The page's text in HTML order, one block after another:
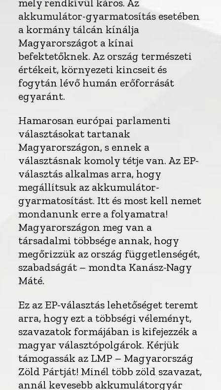
mely rendkívül káros. Az
akkumulátor-gyarmatosítás esetében
a kormány tálcán kínálja
Magyarországot a kínai
befektetőknek. Az ország természeti
értékeit, környezeti kincseit és
fogytán lévő humán erőforrását
egyaránt.
Hamarosan európai parlamenti
választásokat tartanak
Magyarországon, s ennek a
választásnak komoly tétje van. Az EP-
választás alkalmas arra, hogy
megállítsuk az akkumulátor-
gyarmatosítást. Itt és most kell nemet
mondanunk erre a folyamatra!
Magyarországon meg van a
társadalmi többsége annak, hogy
megőrizzük az ország függetlenségét,
szabadságát – mondta Kanász-Nagy
Máté.
Ez az EP-választás lehetőséget teremt
arra, hogy ezt a többségi véleményt,
szavazatok formájában is kifejezzék a
magyar választópolgárok. Kérjük
támogassák az LMP – Magyarország
Zöld Pártját! Minél több zöld szavazat,
annál kevesebb akkumulátorgyár